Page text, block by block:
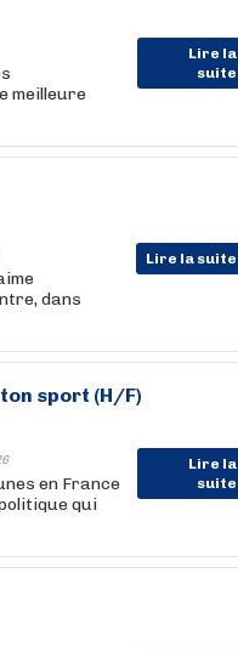
Lire la
suite
meilleure
Lire la suite
dans
sport (H/F)
Lire la
suite
en France
qui